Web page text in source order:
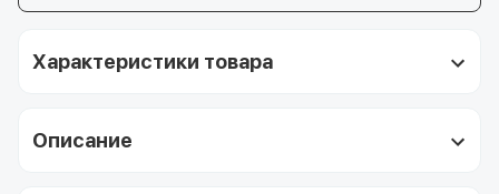
Характеристики товара
Описание